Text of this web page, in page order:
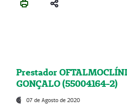
Prestador
GONÇALO (55004164-2)
07 de Agosto de 2020